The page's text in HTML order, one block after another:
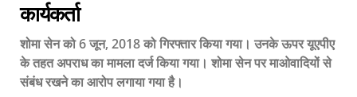
कार्यकर्ता
शोमा सेन को 6 जून, 2018 को गिरफ्तार किया गया। उनके ऊपर यूएपीए
के तहत अपराध का मामला दर्ज किया गया। शोमा सेन पर माओवादियों से
संबंध रखने का आरोप लगाया गया है।